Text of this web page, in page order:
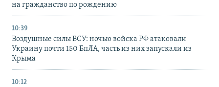
на гражданство по рождению
10:39
Воздушные силы ВСУ: ночью войска РФ атаковали
Украину почти 150 БпЛА, часть из них запускали из
Крыма
10:12